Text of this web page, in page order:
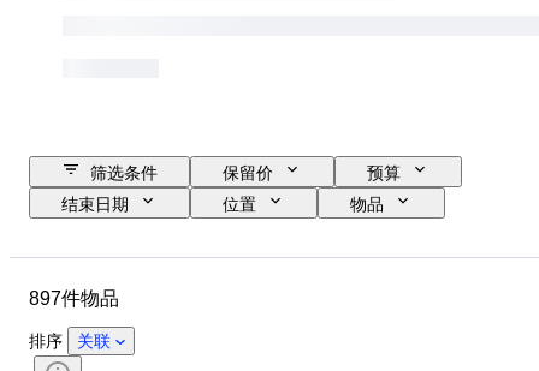
筛选条件 保留价
预算
结束日期
位置
物品
款式
分类
颜色
897件物品
排序 关联